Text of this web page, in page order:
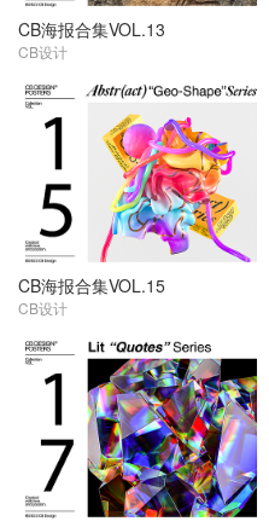
CB海报合集VOL.13
CB设计
CB海报合集VOL.15
CB设计